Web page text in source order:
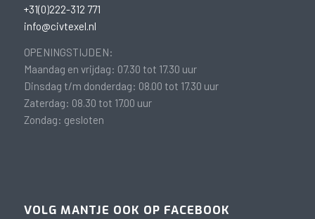
+31(0)222-312 771
info@civtexel.nl
OPENINGSTIJDEN:
Maandag en vrijdag: 07.30 tot 17.30 uur
Dinsdag t/m donderdag: 08.00 tot 17.30 uur
Zaterdag: 08.30 tot 17.00 uur
Zondag: gesloten
VOLG MANTJE OOK OP FACEBOOK